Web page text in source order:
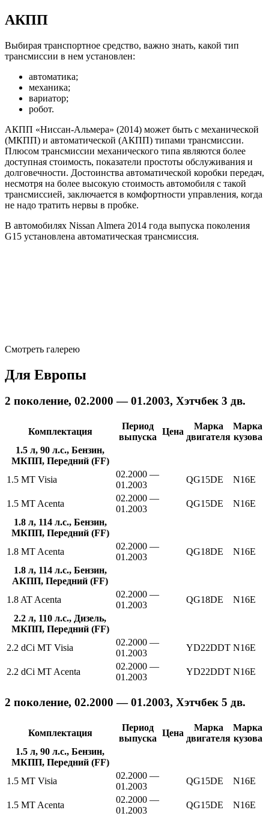
АКПП
Выбирая транспортное средство, важно знать, какой тип
трансмиссии в нем установлен:
автоматика;
механика;
вариатор;
робот.
АКПП «Ниссан-Альмера» (2014) может быть с механической
(МКПП) и автоматической (АКПП) типами трансмиссии.
Плюсом трансмиссии механического типа являются более
доступная стоимость, показатели простоты обслуживания и
долговечности. Достоинства автоматической коробки передач,
несмотря на более высокую стоимость автомобиля с такой
трансмиссией, заключается в комфортности управления, когда
не надо тратить нервы в пробке.
В автомобилях Nissan Almera 2014 года выпуска поколения
G15 установлена автоматическая трансмиссия.
Смотреть галерею
Для Европы
2 поколение, 02.2000 — 01.2003, Хэтчбек 3 дв.
Комплектация
Период
выпуска
Цена
Марка
двигателя
Марка
кузова
1.5 л, 90 л.с., Бензин,
МКПП, Передний (FF)
1.5 MT Visia
02.2000 —
01.2003
QG15DE N16E
1.5 MT Acenta
02.2000 —
01.2003
QG15DE
N16E
1.8 л, 114 л.с., Бензин,
МКПП, Передний (FF)
1.8 MT Acenta
02.2000 —
01.2003
QG18DE
N16E
1.8 л, 114 л.с., Бензин,
АКПП, Передний (FF)
1.8 AT Acenta
02.2000 —
01.2003
QG18DE
N16E
2.2 л, 110 л.с., Дизель,
МКПП, Передний (FF)
2.2 dCi MT Visia
02.2000 —
01.2003
YD22DDT N16E
2.2 dCi MT Acenta
02.2000 —
01.2003
YD22DDT N16E
2 поколение, 02.2000 — 01.2003, Хэтчбек 5 дв.
Комплектация
Период
выпуска
Цена
Марка
двигателя
Марка
кузова
1.5 л, 90 л.с., Бензин,
МКПП, Передний (FF)
1.5 MT Visia
02.2000 —
01.2003
QG15DE N16E
1.5 MT Acenta
02.2000 —
01.2003
QG15DE
N16E